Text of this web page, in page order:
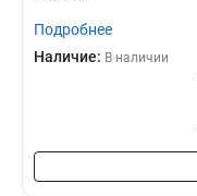
Подробнее
Наличие: В наличии